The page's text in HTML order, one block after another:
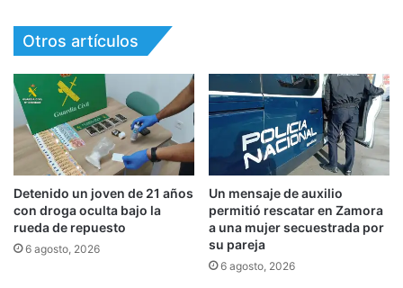
Otros artículos
Detenido un joven de 21 años
con droga oculta bajo la
rueda de repuesto
6 agosto, 2026
Un mensaje de auxilio
permitió rescatar en Zamora
a una mujer secuestrada por
su pareja
6 agosto, 2026